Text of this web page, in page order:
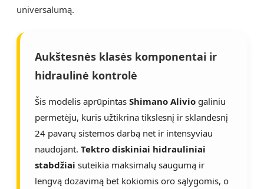
universalumą.
Aukštesnės klasės komponentai ir
hidraulinė kontrolė
Šis modelis aprūpintas Shimano Alivio galiniu
permetėju, kuris užtikrina tikslesnį ir sklandesnį
24 pavarų sistemos darbą net ir intensyviau
naudojant. Tektro diskiniai hidrauliniai
stabdžiai suteikia maksimalų saugumą ir
lengvą dozavimą bet kokiomis oro sąlygomis, o